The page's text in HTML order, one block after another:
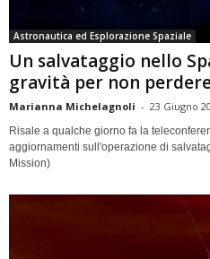
Astronautica ed Esplorazione Spaziale
Un salvataggio nello
gravità per non
Marianna Michelagnoli - 23 Giugno
Risale a qualche giorno fa la
aggiornamenti sull'operazione di
Mission)